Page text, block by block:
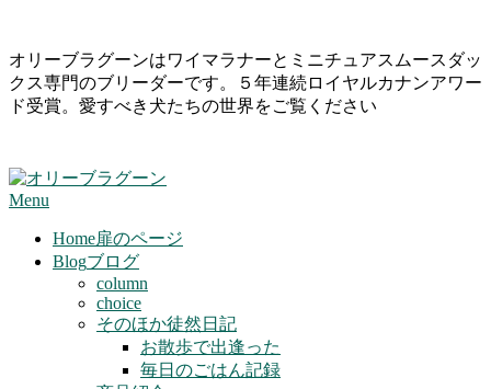
Skip
to
content
オリーブラグーンはワイマラナーとミニチュアスムースダッ
クス専門のブリーダーです。５年連続ロイヤルカナンアワー
ド受賞。愛すべき犬たちの世界をご覧ください
Primary
Menu
Menu
Home扉のページ
Blogブログ
column
choice
そのほか徒然日記
お散歩で出逢った
毎日のごはん記録